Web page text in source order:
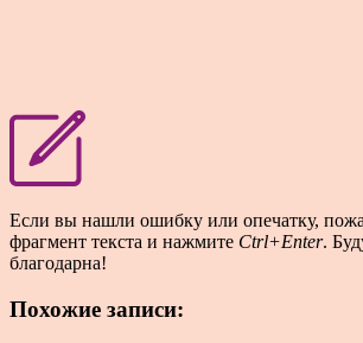
Если вы нашли ошибку или опечатку,
фрагмент текста и нажмите Ctrl+Enter.
благодарна!
Похожие записи: